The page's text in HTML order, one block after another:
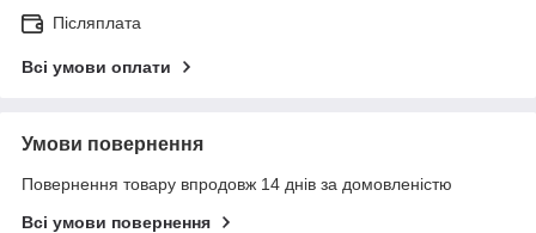
Післяплата
Всі умови оплати
Умови повернення
Повернення товару впродовж 14 днів за домовленістю
Всі умови повернення